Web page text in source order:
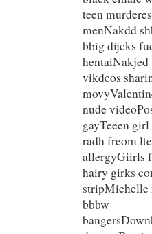
teen
menNakdd
bbig dijcks
hentaiNakjed
vikdeos
nude
gayTeeen
radh freom
allergyGiirls
hairy girks
stripMichelle
bbbw